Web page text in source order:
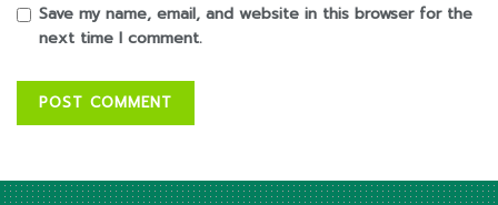
Save my name, email, and website in this browser for the
next time I comment.